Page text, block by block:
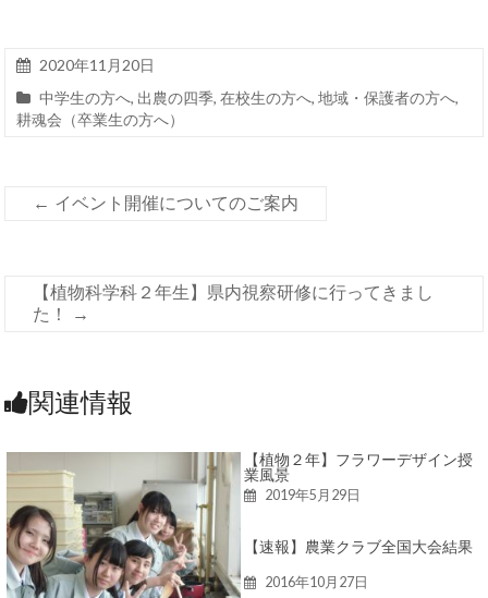
2020年11月20日
中学生の方へ, 出農の四季,在校生の方へ,地域・保護者の方へ,
耕魂会（卒業生の方へ）
← イベント開催についてのご案内
【植物科学科２年生】県内視察研修に行ってきまし
た！
→
関連情報
【植物２年】フラワーデザイン授
業風景
2019年5月29日
【速報】農業クラブ全国大会結果
2016年10月27日